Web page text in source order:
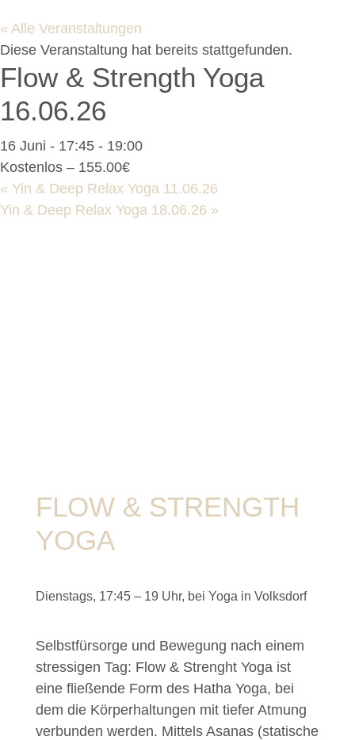
« Alle Veranstaltungen
Diese Veranstaltung hat bereits stattgefunden.
Flow & Strength Yoga
16.06.26
16 Juni - 17:45 - 19:00
Kostenlos – 155.00€
« Yin & Deep Relax Yoga 11.06.26
Yin & Deep Relax Yoga 18.06.26 »
FLOW & STRENGTH
YOGA
Dienstags, 17:45 – 19 Uhr, bei Yoga in Volksdorf
Selbstfürsorge und Bewegung nach einem
stressigen Tag: Flow & Strenght Yoga ist
eine fließende Form des Hatha Yoga, bei
dem die Körperhaltungen mit tiefer Atmung
verbunden werden. Mittels Asanas (statische